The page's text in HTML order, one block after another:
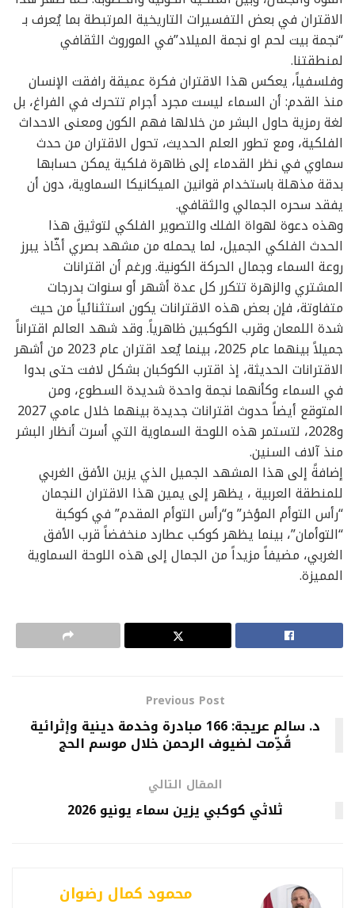
الاقتران في بعض التفسيرات التاريخية المرتبطة بما يُعرف بـ
“نجمة بيت لحم او نجمة الميلاد”في الموروث الثقافي
لمنطقتنا.
وفلسفياً، يعكس هذا الاقتران فكرة عميقة رافقت الإنسان
منذ القدم: أن السماء ليست مجرد أجرام تتحرك في الفراغ، بل
لغة رمزية حاول البشر من خلالها فهم الكون ومعنى الاحداث
الفلكية، ومع تطور العلم الحديث، تحول الاقتران من حدث
سماوي في نظر القدماء إلى ظاهرة فلكية يمكن حسابها
بدقة مذهلة باستخدام قوانين الميكانيكا السماوية، دون أن
يفقد سحره الجمالي والثقافي.
وهذه دعوة لهواة الفلك والتصوير الفلكي لتوثيق هذا
الحدث الفلكي الجميل، لما يحمله من مشهد بصري أخّاذ يبرز
روعة السماء وجمال الحركة الكونية. ورغم أن اقترانات
المشتري والزهرة تتكرر كل عدة أشهر أو سنوات بدرجات
متفاوتة، فإن بعض هذه الاقترانات يكون استثنائياً من حيث
شدة اللمعان وقرب الكوكبين ظاهرياً. وقد شهد العالم اقتراناً
جميلاً بينهما عام 2025، بينما يُعد اقتران عام 2023 من أشهر
الاقترانات الحديثة، إذ اقترب الكوكبان بشكل لافت حتى بدوا
في السماء وكأنهما نجمة واحدة شديدة السطوع، ومن
المتوقع أيضاً حدوث اقترانات جديدة بينهما خلال عامي 2027
و2028، لتستمر هذه اللوحة السماوية التي أسرت أنظار البشر
منذ آلاف السنين.
إضافةً إلى هذا المشهد الجميل الذي يزين الأفق الغربي
للمنطقة العربية ، يظهر إلى يمين هذا الاقتران النجمان
“رأس التوأم المؤخر” و“رأس التوأم المقدم” في كوكبة
“التوأمان”، بينما يظهر كوكب عطارد منخفضاً قرب الأفق
الغربي، مضيفاً مزيداً من الجمال إلى هذه اللوحة السماوية
المميزة.
Previous Post
د. سالم عريجة: 166 مبادرة وخدمة دينية وإثرائية
قُدِّمت لضيوف الرحمن خلال موسم الحج
المقال التالي
ثلاثي كوكبي يزين سماء يونيو 2026
محمود كمال رضوان